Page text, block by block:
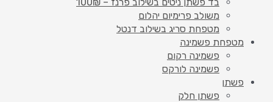
משולב פרימיום יהלום
מטפחת סריג בשילוב דנטל
מטפחת פשמינה
פשמינה רקום
פשמינה לורקס
פשתן
פשתן חלק